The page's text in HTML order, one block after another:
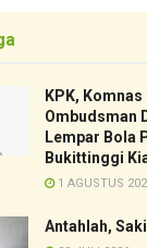
KPK, Komnas
Ombudsman
Lempar Bola
Bukittinggi
1 AGUSTUS
Antahlah,